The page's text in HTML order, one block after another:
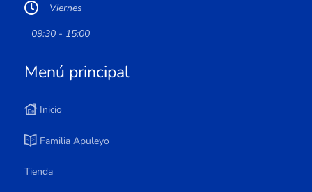
Viernes
09:30 - 15:00
Menú principal
Inicio
Familia Apuleyo
Tienda